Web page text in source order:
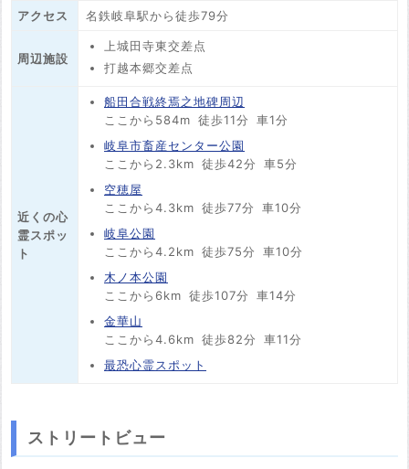
アクセス 名鉄岐阜駅から徒歩79分
周辺施設
上城田寺東交差点
打越本郷交差点
近くの心
霊スポッ
ト
船田合戦終焉之地碑周辺
ここから584m 徒歩11分
車1分
岐阜市畜産センター公園
ここから2.3km 徒歩42分
車5分
空穂屋
ここから4.3km 徒歩77分
車10分
岐阜公園
ここから4.2km 徒歩75分
車10分
木ノ本公園
ここから6km 徒歩107分
車14分
金華山
ここから4.6km 徒歩82分
車11分
最恐心霊スポット
ストリートビュー